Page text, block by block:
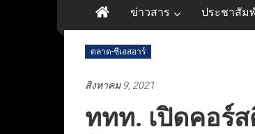
ข่าวสาร ประชาสัม
ตลาด-ซีเอสอาร์
สิงหาคม 9, 2021
ททท. เปิดคอร์